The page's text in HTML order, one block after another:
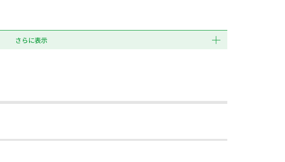
さらに表示